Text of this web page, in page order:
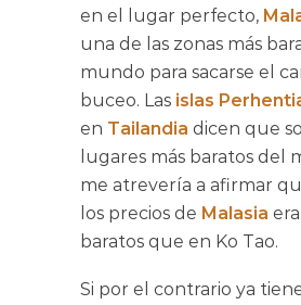
en el lugar perfecto,
una de las zonas más
mundo para sacarse el
buceo. Las islas
en Tailandia dicen que
lugares más baratos del
me atrevería a afirmar
los precios de Malasia
baratos que en Ko Tao.
Si por el contrario ya